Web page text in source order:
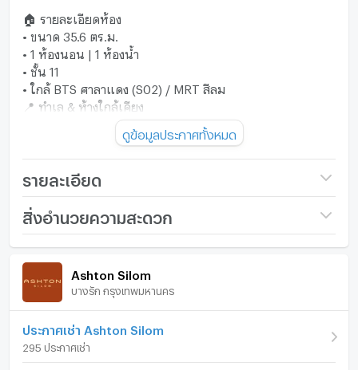
🏠 รายละเอียดห้อง
• ขนาด 35.6 ตร.ม.
• 1 ห้องนอน | 1 ห้องน้ำ
• ชั้น 11
• ใกล้ BTS ศาลาแดง (S02) / MRT สีลม
📍 ทำเล & ห้างใกล้เคียง
• Silom Complex
• Park Silom
• One Bangkok
📞 สนใจนัดเข้าชมโครงการ ติดต่อ
• Line OA: @habihub
ดูข้อมูลประกาศทั้งหมด
รายละเอียด
ชื่อโครงการ Ashton Silom
รูปแบบห้อง
จำนวนห้องนอน
สิ่งอำนวยความสะดวก
ภายในห้อง ภายในโครงการ
เฟอร์นิเจอร์
โทรศัพท์บ้าน
Ashton Silom
บางรัก กรุงเทพมหานคร
ประกาศเช่า Ashton Silom
295 ประกาศเช่า